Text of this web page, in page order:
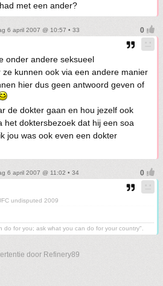
met een ander?
6 april 2007 @ 10:57 • 33
onder andere seksueel
kunnen ook via een andere manier
hier dus geen antwoord geven of
de dokter gaan en hou jezelf ook
het doktersbezoek dat hij een soa
jou was ook even een dokter
6 april 2007 @ 11:02 • 34
undisputed 2009
do for you; ask what you can do for your country".
door Refinery89